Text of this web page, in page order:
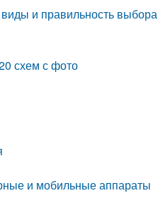
и правильность выбора
схем с фото
и мобильные аппараты